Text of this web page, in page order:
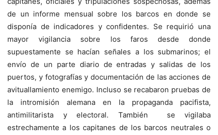
de un informe mensual sobre los barcos en donde se
disponía de indicadores y confidentes. Se requirió una
mayor vigilancia sobre los faros desde donde
supuestamente se hacían señales a los submarinos; el
envío de un parte diario de entradas y salidas de los
puertos, y fotografías y documentación de las acciones de
avituallamiento enemigo. Incluso se recabaron pruebas de
la intromisión alemana en la propaganda pacifista,
antimilitarista y electoral. También se vigilaba
estrechamente a los capitanes de los barcos neutrales o